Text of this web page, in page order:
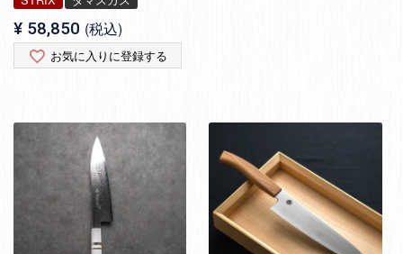
¥ 58,850 税込
お気に入りに登録する